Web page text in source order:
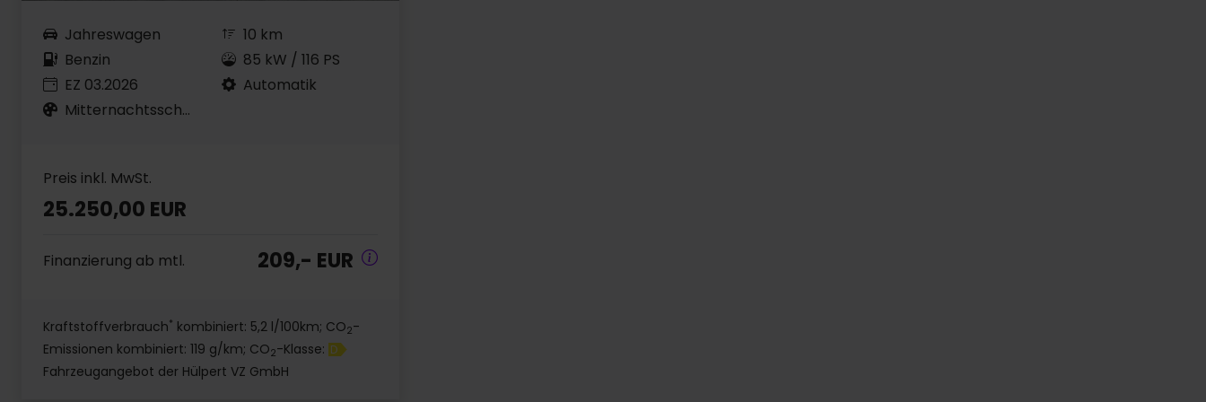
Jahreswagen
Benzin
EZ 03.2026
Mitternachtsschwarz
10 km
85 kW / 116 PS
Automatik
Preis inkl. MwSt.
25.250,00 EUR
Finanzierung ab mtl. 209,- EUR
Kraftstoffverbrauch* kombiniert: 5,2 l/100km; CO2-
Emissionen kombiniert: 119 g/km; CO2-Klasse: D
Fahrzeugangebot der Hülpert VZ GmbH